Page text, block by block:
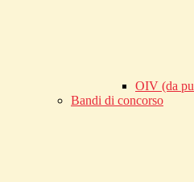
OIV (da
Bandi di concorso